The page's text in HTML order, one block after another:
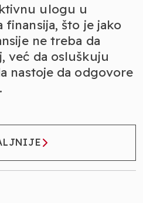
ulogu u
što je jako
ne treba da
već da osluškuju
nastoje da odgovore